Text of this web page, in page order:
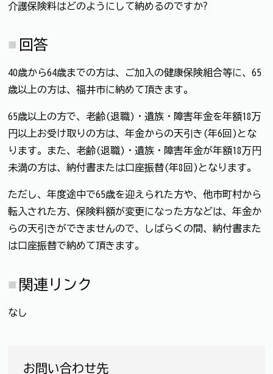
介護保険料はどのようにして納めるのですか?
回答
40歳から64歳までの方は、ご加入の健康保険組合等に、65
歳以上の方は、福井市に納めて頂きます。
65歳以上の方で、老齢(退職)・遺族・障害年金を年額18万
円以上お受け取りの方は、年金からの天引き(年6回)とな
ります。また、老齢(退職)・遺族・障害年金が年額18万円
未満の方は、納付書または口座振替(年8回)となります。
ただし、年度途中で65歳を迎えられた方や、他市町村から
転入された方、保険料額が変更になった方などは、年金か
らの天引きができませんので、しばらくの間、納付書また
は口座振替で納めて頂きます。
関連リンク
なし
お問い合わせ先